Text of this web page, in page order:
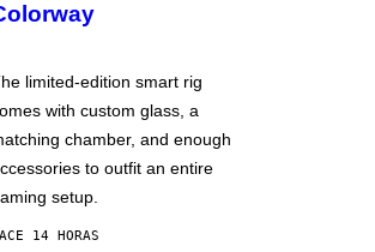
limited-edition smart rig
with custom glass, a
chamber, and enough
to outfit an entire
setup.
14 HORAS